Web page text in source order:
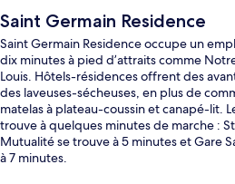
Saint Germain Residence
Saint Germain Residence occupe un
dix minutes à pied d’attraits comme
Louis. Hôtels-résidences offrent des
des laveuses-sécheuses, en plus de
matelas à plateau-coussin et canapé-lit.
trouve à quelques minutes de marche :
Mutualité se trouve à 5 minutes et Gare
à 7 minutes.